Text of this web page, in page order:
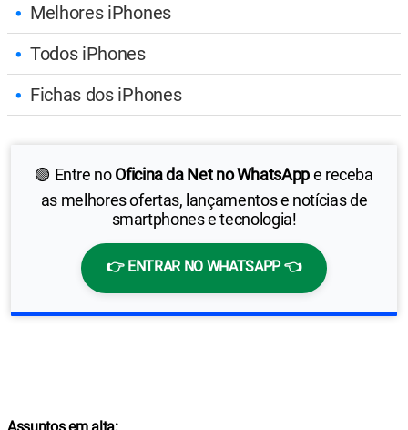
Melhores iPhones
Todos iPhones
Fichas dos iPhones
🟢 Entre noOficina da Net no WhatsAppe receba
as melhores ofertas, lançamentos e notícias de
smartphones e tecnologia!
👉 ENTRAR NO WHATSAPP 👈